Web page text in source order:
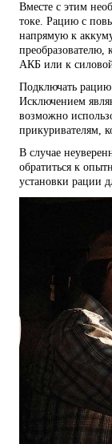
Вместе с этим
токе. Рацию с
напрямую к
преобразователю,
АКБ или к
Подключать
Исключением
возможно
прикуривателям,
В случае
обратиться к
установки рации